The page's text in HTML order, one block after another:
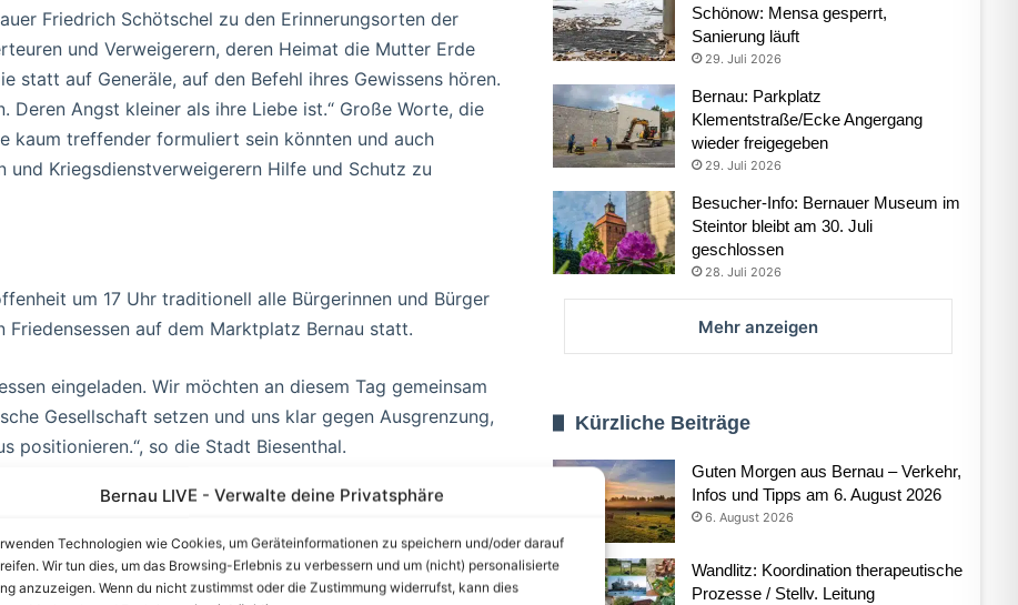
Bernau LIVE - Verwalte deine Privatsphäre
Technologien wie Cookies, um Geräteinformationen zu speichern und/oder darauf
Wir tun dies, um das Browsing-Erlebnis zu verbessern und um (nicht) personalisierte
anzuzeigen. Wenn du nicht zustimmst oder die Zustimmung widerrufst, kann dies
Friedrich Schötschel zu den Erinnerungsorten der
und Verweigerern, deren Heimat die Mutter Erde
statt auf Generäle, auf den Befehl ihres Gewissens hören.
Deren Angst kleiner als ihre Liebe ist.“ Große Worte, die
kaum treffender formuliert sein könnten und auch
Kriegsdienstverweigerern Hilfe und Schutz zu
um 17 Uhr traditionell alle Bürgerinnen und Bürger
auf dem Marktplatz Bernau statt.
eingeladen. Wir möchten an diesem Tag gemeinsam
Gesellschaft setzen und uns klar gegen Ausgrenzung,
positionieren.“, so die Stadt Biesenthal.
Schönow: Mensa gesperrt,
Sanierung läuft
29. Juli 2026
Bernau: Parkplatz
Klementstraße/Ecke Angergang
wieder freigegeben
29. Juli 2026
Besucher-Info: Bernauer Museum im
Steintor bleibt am 30. Juli
geschlossen
28. Juli 2026
Mehr anzeigen
Kürzliche Beiträge
Guten Morgen aus Bernau – Verkehr,
Infos und Tipps am 6. August 2026
6. August 2026
Wandlitz: Koordination therapeutische
Prozesse / Stellv. Leitung